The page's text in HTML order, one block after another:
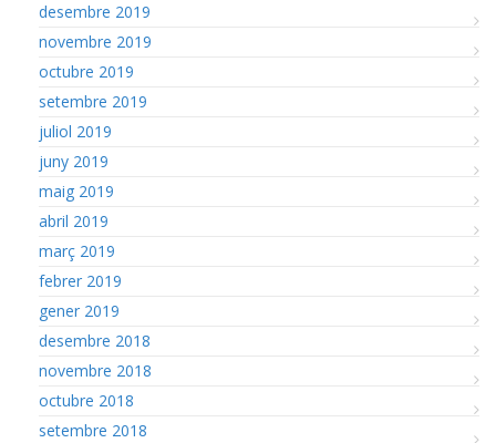
desembre 2019
novembre 2019
octubre 2019
setembre 2019
juliol 2019
juny 2019
maig 2019
abril 2019
març 2019
febrer 2019
gener 2019
desembre 2018
novembre 2018
octubre 2018
setembre 2018